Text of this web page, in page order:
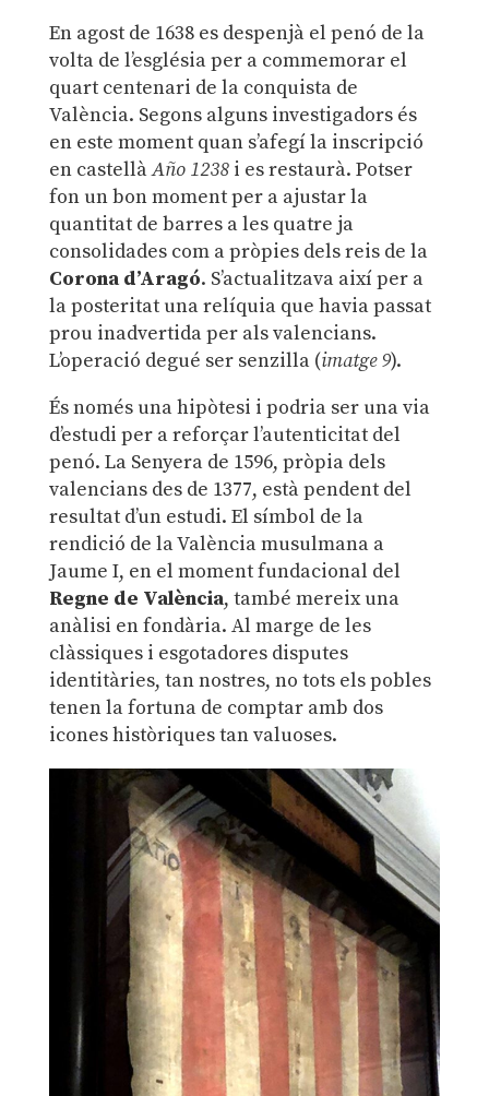
En agost de 1638 es despenjà el penó de la
volta de l’església per a commemorar el
quart centenari de la conquista de
València. Segons alguns investigadors és
en este moment quan s’afegí la inscripció
en castellàAño 1238i es restaurà. Potser
fon un bon moment per a ajustar la
quantitat de barres a les quatre ja
consolidades com a pròpies dels reis de la
Corona d’Aragó. S’actualitzava així per a
la posteritat una relíquia que havia passat
prou inadvertida per als valencians.
L’operació degué ser senzilla (imatge 9).
És només una hipòtesi i podria ser una via
d’estudi per a reforçar l’autenticitat del
penó. La Senyera de 1596, pròpia dels
valencians des de 1377, està pendent del
resultat d’un estudi. El símbol de la
rendició de la València musulmana a
Jaume I, en el moment fundacional del
Regne de València, també mereix una
anàlisi en fondària. Al marge de les
clàssiques i esgotadores disputes
identitàries, tan nostres, no tots els pobles
tenen la fortuna de comptar amb dos
icones històriques tan valuoses.